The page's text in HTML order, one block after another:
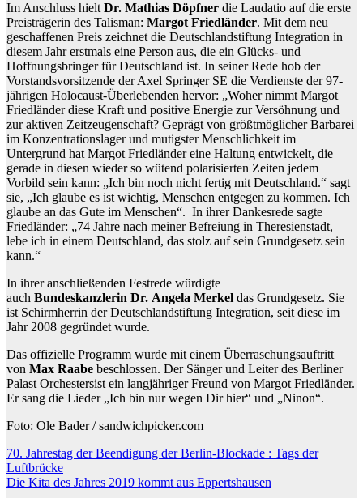
Im Anschluss hieltDr. Mathias Döpfner die Laudatio auf die erste
Preisträgerin des Talisman: Margot Friedländer. Mit dem neu
geschaffenen Preis zeichnet die Deutschlandstiftung Integration in
diesem Jahr erstmals eine Person aus, die ein Glücks- und
Hoffnungsbringer für Deutschland ist. In seiner Rede hob der
Vorstandsvorsitzende der Axel Springer SE die Verdienste der 97-
jährigen Holocaust-Überlebenden hervor: „Woher nimmt Margot
Friedländer diese Kraft und positive Energie zur Versöhnung und
zur aktiven Zeitzeugenschaft? Geprägt von größtmöglicher Barbarei
im Konzentrationslager und mutigster Menschlichkeit im
Untergrund hat Margot Friedländer eine Haltung entwickelt, die
gerade in diesen wieder so wütend polarisierten Zeiten jedem
Vorbild sein kann: „Ich bin noch nicht fertig mit Deutschland.“ sagt
sie, „Ich glaube es ist wichtig, Menschen entgegen zu kommen. Ich
glaube an das Gute im Menschen“. In ihrer Dankesrede sagte
Friedländer: „74 Jahre nach meiner Befreiung in Theresienstadt,
lebe ich in einem Deutschland, das stolz auf sein Grundgesetz sein
kann.“
In ihrer anschließenden Festrede würdigte
auch Bundeskanzlerin Dr. Angela Merkel das Grundgesetz. Sie
ist Schirmherrin der Deutschlandstiftung Integration, seit diese im
Jahr 2008 gegründet wurde.
Das offizielle Programm wurde mit einem Überraschungsauftritt
von Max Raabe beschlossen. Der Sänger und Leiter des Berliner
Palast Orchestersist ein langjähriger Freund von Margot Friedländer.
Er sang die Lieder „Ich bin nur wegen Dir hier“ und „Ninon“.
Foto: Ole Bader / sandwichpicker.com
Beitragsnavigation
70. Jahrestag der Beendigung der Berlin-Blockade : Tags der
Luftbrücke
Die Kita des Jahres 2019 kommt aus Eppertshausen